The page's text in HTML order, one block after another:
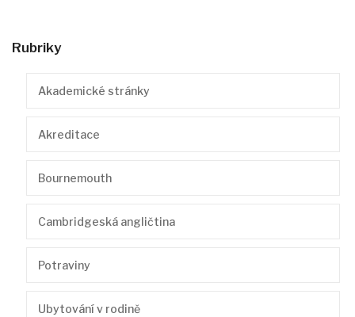
Rubriky
Akademické stránky
Akreditace
Bournemouth
Cambridgeská angličtina
Potraviny
Ubytování v rodině